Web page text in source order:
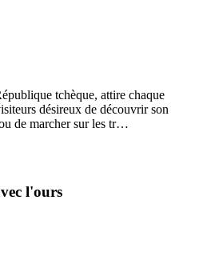
tchèque, attire chaque
désireux de découvrir son
de marcher sur les tr…
l'ours